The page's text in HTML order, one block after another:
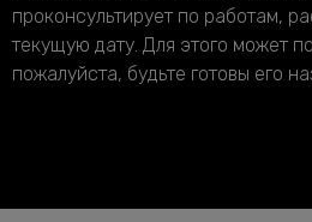
проконсультирует по работам,
текущую дату. Для этого может
пожалуйста, будьте готовы его